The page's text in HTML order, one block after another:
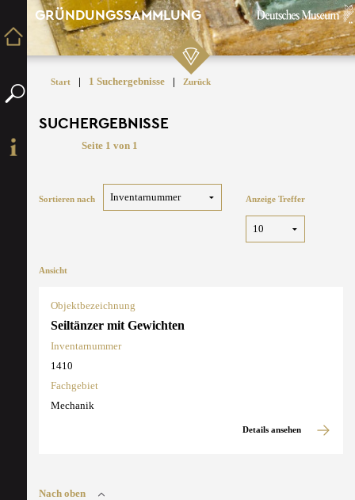
GRÜNDUNGSSAMMLUNG
Start | 1 Suchergebnisse | Zurück
SUCHERGEBNISSE
Seite 1 von 1
Sortieren nach Anzeige Treffer
Ansicht
Objektbezeichnung
Seiltänzer mit Gewichten
Inventarnummer
1410
Fachgebiet
Mechanik
Details ansehen
Nach oben